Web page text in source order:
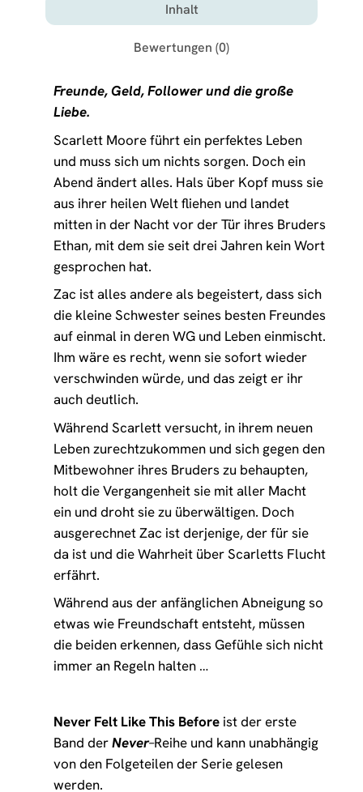
Inhalt
Bewertungen (0)
Freunde, Geld, Follower und die große
Liebe.
Scarlett Moore führt ein perfektes Leben
und muss sich um nichts sorgen. Doch ein
Abend ändert alles. Hals über Kopf muss sie
aus ihrer heilen Welt fliehen und landet
mitten in der Nacht vor der Tür ihres Bruders
Ethan, mit dem sie seit drei Jahren kein Wort
gesprochen hat.
Zac ist alles andere als begeistert, dass sich
die kleine Schwester seines besten Freundes
auf einmal in deren WG und Leben einmischt.
Ihm wäre es recht, wenn sie sofort wieder
verschwinden würde, und das zeigt er ihr
auch deutlich.
Während Scarlett versucht, in ihrem neuen
Leben zurechtzukommen und sich gegen den
Mitbewohner ihres Bruders zu behaupten,
holt die Vergangenheit sie mit aller Macht
ein und droht sie zu überwältigen. Doch
ausgerechnet Zac ist derjenige, der für sie
da ist und die Wahrheit über Scarletts Flucht
erfährt.
Während aus der anfänglichen Abneigung so
etwas wie Freundschaft entsteht, müssen
die beiden erkennen, dass Gefühle sich nicht
immer an Regeln halten …
Never Felt Like This Before ist der erste
Band derNever–Reihe und kann unabhängig
von den Folgeteilen der Serie gelesen
werden.